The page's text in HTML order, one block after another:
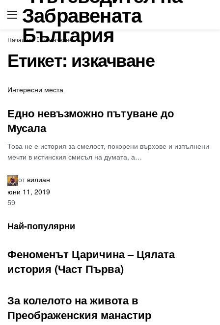
Начална изкачване
Етикет: изкачване
Интересни места
Едно невъзможно пътуване до
Мусала
Това не е история за смелост, покорени върхове и изпълнени
мечти в истинския смисъл на думата, а…
от вилиан
юни 11, 2019
59
Най-популярни
Феноменът Царичина – Цялата
история (Част Първа)
За колелото на живота в
Преображенския манастир